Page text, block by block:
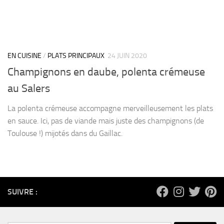
EN CUISINE / PLATS PRINCIPAUX 24 JUIN 2020
Champignons en daube, polenta crémeuse
au Salers
La polenta crémeuse accompagne merveilleusement les plats
en sauce. Ici, pas de viande mais juste des champignons (de
Toulouse !) mijotés dans du Gaillac.
SUIVRE :